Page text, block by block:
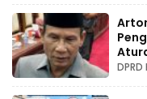
DPRD